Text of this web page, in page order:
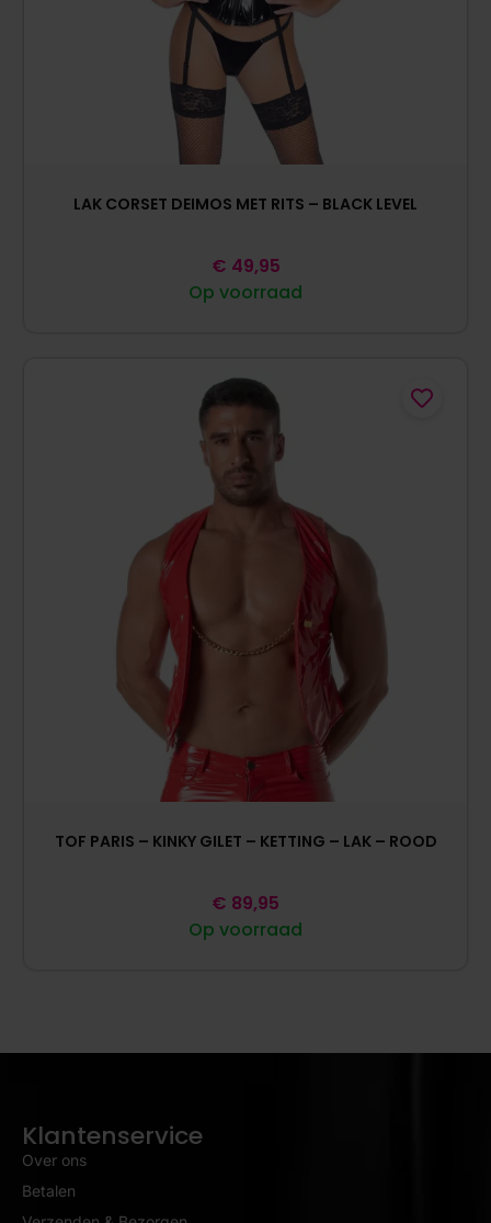
LAK CORSET DEIMOS MET RITS – BLACK LEVEL
Op voorraad
€ 49,95
TOF PARIS – KINKY GILET – KETTING – LAK – ROOD
Op voorraad
€ 89,95
Klantenservice
Over ons
Betalen